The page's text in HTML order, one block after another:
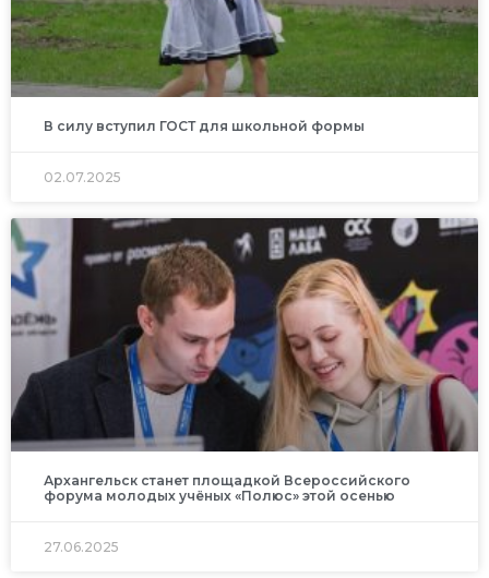
В силу вступил ГОСТ для школьной формы
02.07.2025
Архангельск станет площадкой Всероссийского
форума молодых учёных «Полюс» этой осенью
27.06.2025